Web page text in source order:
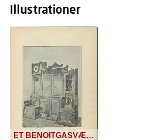
Illustrationer
ET BENOITGASVÆRK TIL 30 FLAMMER I FORM AF ET ENTRÉMØBEL